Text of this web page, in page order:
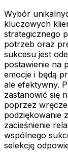
Wybór
kluczowych
strategicznego
potrzeb oraz
sukcesu jest
postawienie na
emocje i będą
ale efektywny.
zastanowić się
poprzez
podziękowanie
zacieśnienie
wspólnego
selekcję